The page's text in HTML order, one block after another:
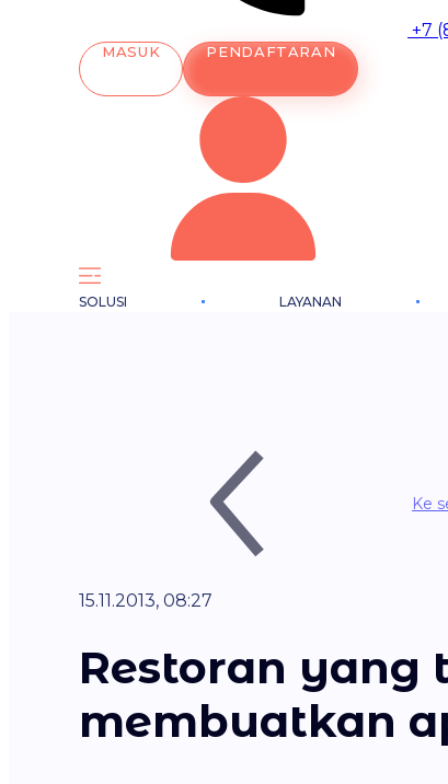
+7
MASUK PENDAFTARAN
SOLUSI LAYANAN
Ke
15.11.2013, 08:27
Restoran yang
membuatkan